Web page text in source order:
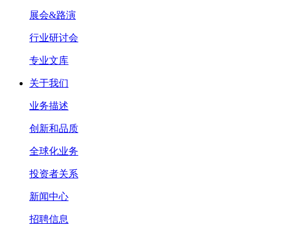
展会&路演
行业研讨会
专业文库
关于我们
业务描述
创新和品质
全球化业务
投资者关系
新闻中心
招聘信息